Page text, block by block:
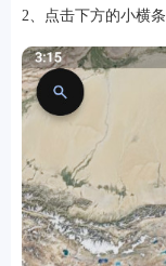
2、点击下方的小横条